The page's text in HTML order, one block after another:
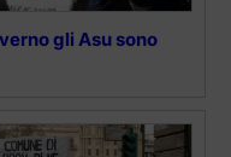
gli Asu sono